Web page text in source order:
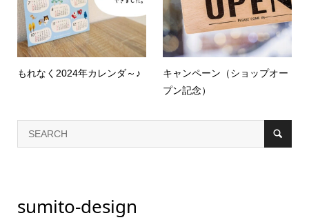
もれなく2024年カレンダ～♪
キャンペーン（ショップオー
プン記念）
sumito-design